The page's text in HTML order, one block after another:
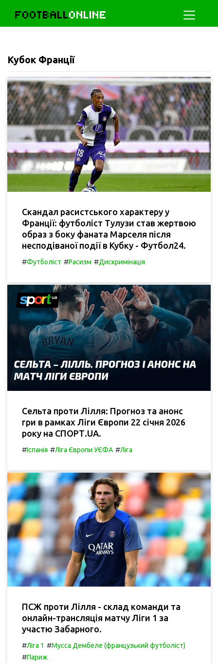
FOOTBALLONLINE
Кубок Франції
Скандал расистського характеру у
Франції: футболіст Тулузи став жертвою
образ з боку фаната Марселя після
несподіваної події в Кубку - Футбол24.
#Футболіст #Расизм #Дискримінація
Сельта проти Лілля: Прогноз та анонс
гри в рамках Ліги Європи 22 січня 2026
року на СПОРТ.UA.
#Іспанія #Ліга Європи УЄФА #Ліга
ПСЖ проти Лілля - склад команди та
онлайн-трансляція матчу Ліги 1 за
участю Забарного.
#Ліга 1 #Мусса Дембеле (французький футболіст)
#Париж